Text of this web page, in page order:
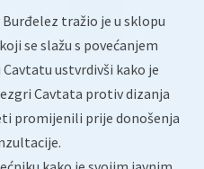
Burđelez tražio je u sklopu
se slažu s povećanjem
ustvrdivši kako je
Cavtata protiv dizanja
promijenili prije donošenja